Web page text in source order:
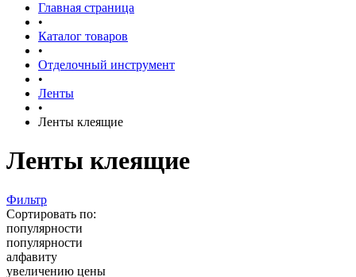
Главная страница
•
Каталог товаров
•
Отделочный инструмент
•
Ленты
•
Ленты клеящие
Ленты клеящие
Фильтр
Сортировать по:
популярности
популярности
алфавиту
увеличению цены